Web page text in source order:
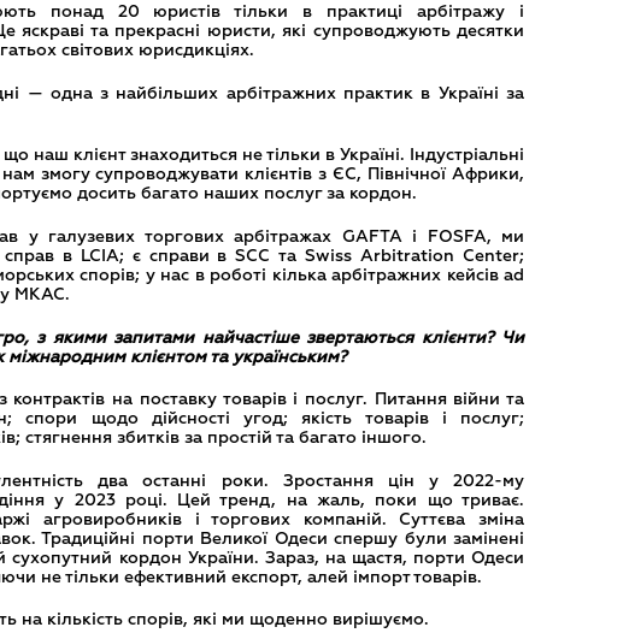
понад 20 юристів тільки в практиці арбітражу і
яскраві та прекрасні юристи, які супроводжують десятки
світових юрисдикціях.
— одна з найбільших арбітражних практик в Україні за
наш клієнт знаходиться не тільки в Україні. Індустріальні
змогу супроводжувати клієнтів з ЄС, Північної Африки,
досить багато наших послуг за кордон.
у галузевих торгових арбітражах GAFTA і FOSFA, ми
справ в LCIA; є справи в SCC та Swiss Arbitration Center;
спорів; у нас в роботі кілька арбітражних кейсів ad
у МКАС.
з якими запитами найчастіше звертаються клієнти? Чи
міжнародним клієнтом та українським?
на поставку товарів і послуг. Питання війни та
спори щодо дійсності угод; якість товарів і послуг;
стягнення збитків за простій та багато іншого.
два останні роки. Зростання цін у 2022-му
у 2023 році. Цей тренд, на жаль, поки що триває.
агровиробників і торгових компаній. Суттєва зміна
Традиційні порти Великої Одеси спершу були замінені
сухопутний кордон України. Зараз, на щастя, порти Одеси
не тільки ефективний експорт, алей імпорт товарів.
на кількість спорів, які ми щоденно вирішуємо.